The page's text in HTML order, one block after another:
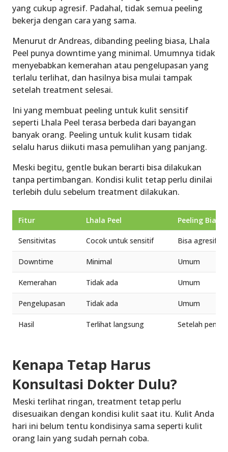
yang cukup agresif. Padahal, tidak semua peeling
bekerja dengan cara yang sama.
Menurut dr Andreas, dibanding peeling biasa, Lhala
Peel punya downtime yang minimal. Umumnya tidak
menyebabkan kemerahan atau pengelupasan yang
terlalu terlihat, dan hasilnya bisa mulai tampak
setelah treatment selesai.
Ini yang membuat peeling untuk kulit sensitif
seperti Lhala Peel terasa berbeda dari bayangan
banyak orang. Peeling untuk kulit kusam tidak
selalu harus diikuti masa pemulihan yang panjang.
Meski begitu, gentle bukan berarti bisa dilakukan
tanpa pertimbangan. Kondisi kulit tetap perlu dinilai
terlebih dulu sebelum treatment dilakukan.
Fitur Lhala Peel Peeling Biasa
Sensitivitas Cocok untuk sensitif Bisa agresif
Downtime Minimal Umum
Kemerahan Tidak ada Umum
Pengelupasan Tidak ada Umum
Hasil Terlihat langsung Setelah
Kenapa Tetap Harus
Konsultasi Dokter Dulu?
Meski terlihat ringan, treatment tetap perlu
disesuaikan dengan kondisi kulit saat itu. Kulit Anda
hari ini belum tentu kondisinya sama seperti kulit
orang lain yang sudah pernah coba.